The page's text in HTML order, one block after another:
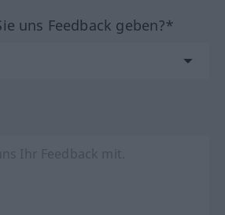
uns Feedback geben?*